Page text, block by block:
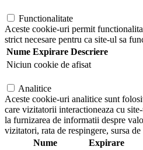
Functionalitate
Aceste cookie-uri permit
strict necesare pentru ca site-ul sa
Nume Expirare Descriere
Niciun cookie de afisat
Analitice
Aceste cookie-uri analitice sunt
care vizitatorii interactioneaza cu
la furnizarea de informatii despre
vizitatori, rata de respingere, sursa
Nume
Expirare